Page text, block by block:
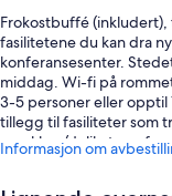
Frokostbuffé (inkludert),
fasilitetene du kan dra
konferansesenter.
middag. Wi-fi på
3-5 personer eller opptil
tillegg til fasiliteter som
snackbar/
Informasjon om